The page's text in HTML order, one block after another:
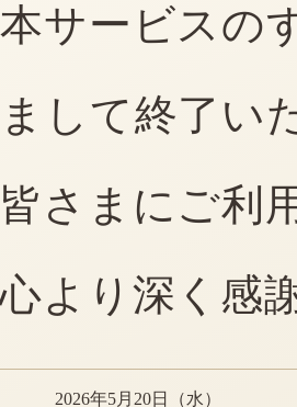
サービスの
して終了い
さまにご利
より深く感
2026年5月20日（水）